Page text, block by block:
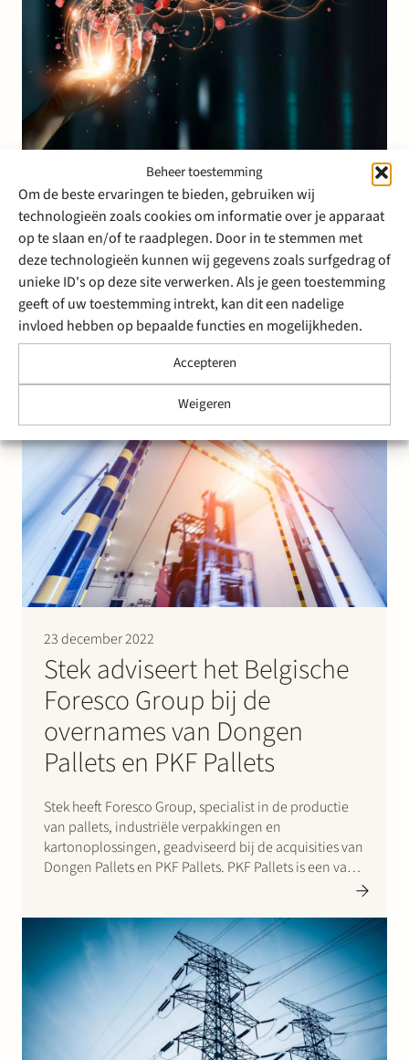
Beheer toestemming
Om de beste ervaringen te bieden, gebruiken wij
technologieën zoals cookies om informatie over je apparaat
op te slaan en/of te raadplegen. Door in te stemmen met
deze technologieën kunnen wij gegevens zoals surfgedrag of
unieke ID's op deze site verwerken. Als je geen toestemming
geeft of uw toestemming intrekt, kan dit een nadelige
invloed hebben op bepaalde functies en mogelijkheden.
Accepteren
Weigeren
Stek adviseert Egeria en
Arcus IT bij overname van
Infradax
Private equity investeerder Egeria’s portfolio bedrijf
Arcus IT heeft Infradax overgenomen. Infradax is net
als Arcus IT een landelijke IT-dienstverlener die
organisaties helpt met continuïteit, productiviteit en
vernieuwing door inzet van IT. Stek adviseerde Egeria
en Arcus IT in deze transactie. Klik hier voor het
persbericht.
23 december 2022
Stek adviseert het Belgische
Foresco Group bij de
overnames van Dongen
Pallets en PKF Pallets
Stek heeft Foresco Group, specialist in de productie
van pallets, industriële verpakkingen en
kartonoplossingen, geadviseerd bij de acquisities van
Dongen Pallets en PKF Pallets. PKF Pallets is een van
Het bedrijf was in…